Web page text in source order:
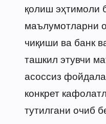
қолиш эҳтимоли
маълумотларни
чиқиши ва банк
ташкил этувчи
асоссиз
конкрет
тутилгани очиб